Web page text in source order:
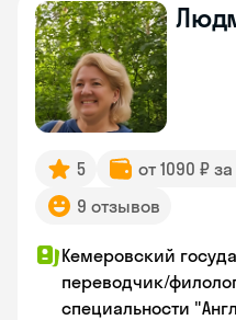
5 от 1090 ₽
9 отзывов
Кемеровский
переводчик/
специальности